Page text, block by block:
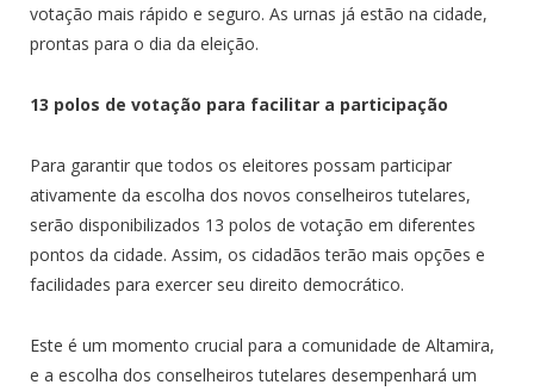
votação mais rápido e seguro. As urnas já estão na cidade,
prontas para o dia da eleição.
13 polos de votação para facilitar a participação
Para garantir que todos os eleitores possam participar
ativamente da escolha dos novos conselheiros tutelares,
serão disponibilizados 13 polos de votação em diferentes
pontos da cidade. Assim, os cidadãos terão mais opções e
facilidades para exercer seu direito democrático.
Este é um momento crucial para a comunidade de Altamira,
e a escolha dos conselheiros tutelares desempenhará um